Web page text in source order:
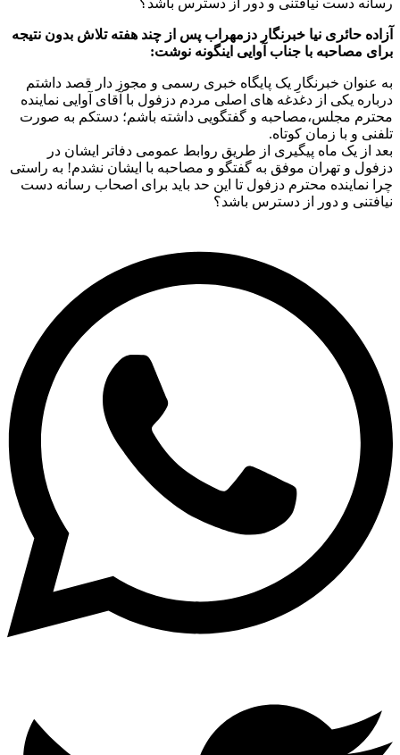
حائری نیا خبرنگار دزمهراب پس از چند هفته تلاش بدون نتیجه
مصاحبه با جناب آوایی اینگونه نوشت:
خبرنگارِ یک پایگاه خبری رسمی و مجوز دار قصد داشتم
یکی از دغدغه های اصلی مردم دزفول با آقای آوایی نماینده
مجلس،مصاحبه و گفتگویی داشته باشم؛ دستکم به صورت
و با زمان کوتاه.
یک ماه پیگیری از طریق روابط عمومی دفاتر ایشان در
و تهران موفق به گفتگو و مصاحبه با ایشان نشدم! به راستی
محترم دزفول تا این حد باید برای اصحاب رسانه دست
و دور از دسترس باشد؟